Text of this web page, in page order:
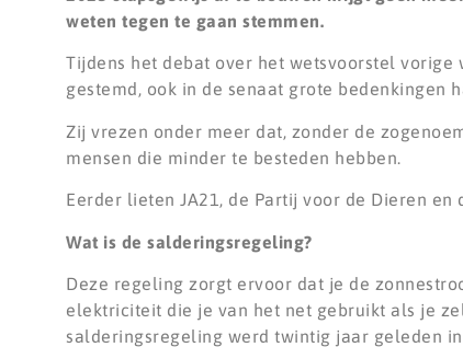
weten tegen te gaan stemmen.
Tijdens het debat over het wetsvoorstel
gestemd, ook in de senaat grote bedenkingen
Zij vrezen onder meer dat, zonder de
mensen die minder te besteden hebben.
Eerder lieten JA21, de Partij voor de Dieren
Wat is de salderingsregeling?
Deze regeling zorgt ervoor dat je de
elektriciteit die je van het net gebruikt als je
salderingsregeling werd twintig jaar geleden